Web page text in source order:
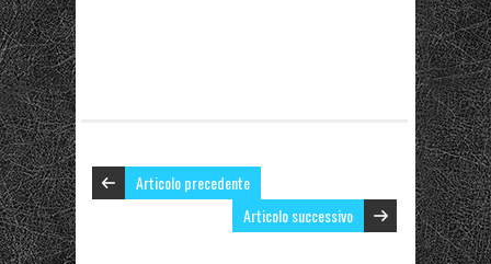
Articolo precedente
Articolo successivo